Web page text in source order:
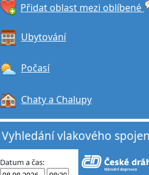
Přidat oblast mezi oblíbené
Ubytování
Počasí
Chaty a Chalupy
Vyhledání vlakového
Datum a čas: